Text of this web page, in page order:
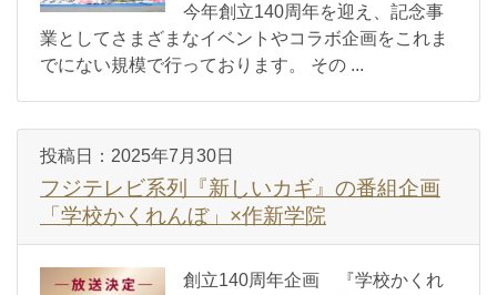
今年創立140周年を迎え、記念事
業としてさまざまなイベントやコラボ企画をこれま
でにない規模で行っております。 その ...
投稿日： 2025年7月30日
フジテレビ系列『新しいカギ』の番組企画
「学校かくれんぼ」×作新学院
創立140周年企画 『学校かくれ